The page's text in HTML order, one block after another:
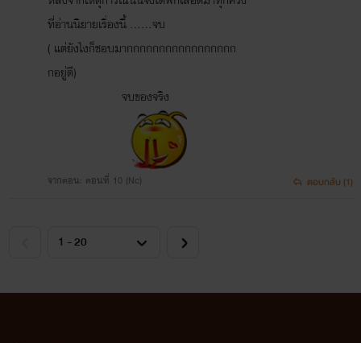
ที่อ่านนิยายเรื่องนี้ ......จบ
( แต่ยังไงก็ชอบมากกกกกกกกกกกกกกกกก
กอยู่ดี)
จบของจริง
จากตอน: ตอนที่ 10 (Nc) ตอบกลับ (1)